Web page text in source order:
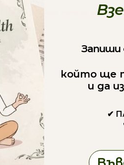
ръка някои хора може би най-
Запиши
който ще
и да
✔